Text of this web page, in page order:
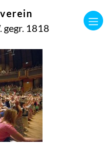
gegr. 1818